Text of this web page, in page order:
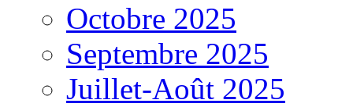
Octobre 2025
Septembre 2025
Juillet-Août 2025